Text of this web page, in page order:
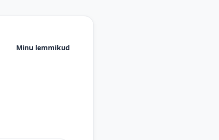
Minu lemmikud